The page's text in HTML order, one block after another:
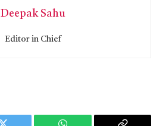
Deepak Sahu
Editor in Chief